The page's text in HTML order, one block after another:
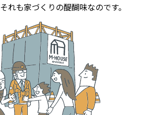
それも家づくりの醍醐味なのです。